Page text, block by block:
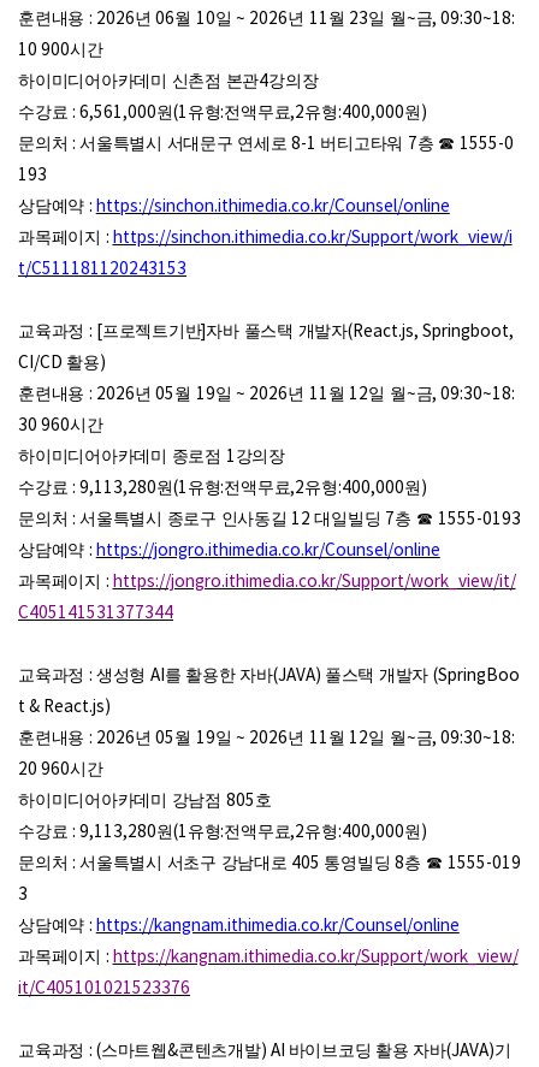
훈련내용 : 2026년06월 10일~ 2026년 11 월 23일 월~금, 09:30~18:
10 900시간
하이미디어아카데미 신촌점 본관4강의장
수강료 : 6,561,000원(1 유형:전액무료,2유형:400,000원 )
문의처 : 서울특별시 서대문구 연세로8-1 버티고타워 7층 ☎ 1555-0
193
상담예약 : https://sinchon.ithimedia.co.kr/Counsel/online
과목페이지 : https://sinchon.ithimedia.co.kr/Support/work_view/i
t/C511181120243153
교육과정 : [ 프로젝트기반] 자바 풀스택 개발자(React.js, Springboot,
CI/CD 활용)
훈련내용 : 2026년05 월 19일~ 2026년 11 월 12일 월~금, 09:30~18:
30 960시간
하이미디어아카데미 종로점 1 강의장
수강료 : 9,113,280원(1 유형:전액무료,2유형:400,000원 )
문의처 : 서울특별시 종로구 인사동길 12대일빌딩 7층 ☎ 1555-0193
상담예약 : https://jongro.ithimedia.co.kr/Counsel/online
과목페이지 : https://jongro.ithimedia.co.kr/Support/work_view/it/
C405141531377344
교육과정 : 생성형 AI를 활용한 자바(JAVA) 풀스택 개발자 (SpringBoo
t & React.js)
훈련내용 : 2026년05 월 19일~ 2026년 11 월 12일 월~금, 09:30~18:
20 960시간
하이미디어아카데미 강남점 805 호
수강료 : 9,113,280원(1 유형:전액무료,2유형:400,000원 )
문의처 : 서울특별시 서초구 강남대로 405 통영빌딩 8층 ☎ 1555-019
3
상담예약 : https://kangnam.ithimedia.co.kr/Counsel/online
과목페이지 : https://kangnam.ithimedia.co.kr/Support/work_view/
it/C405101021523376
교육과정 : (스마트웹&콘텐츠개발) AI 바이브코딩 활용 자바(JAVA)기